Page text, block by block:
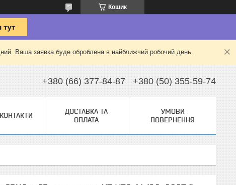
Кошик
Ваша заявка буде оброблена в найближчий робочий день.
+380 (66) 377-84-87 +380 (50) 355-59-74
КОНТАКТИ
ДОСТАВКА ТА
ОПЛАТА
УМОВИ
ПОВЕРНЕННЯ